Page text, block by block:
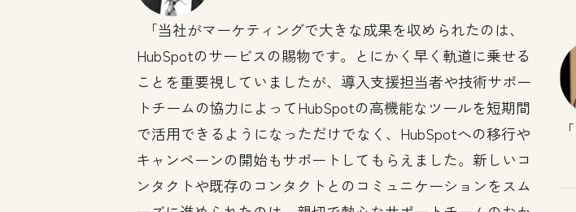
当社がマーケティングで大きな成果を収められたのは、
HubSpotのサービスの賜物です。とにかく早く軌道に乗せる
ことを重要視していましたが、導入支援担当者や技術サポー
トチームの協力によってHubSpotの高機能なツールを短期間
で活用できるようになっただけでなく、HubSpotへの移行や
キャンペーンの開始もサポートしてもらえました。新しいコ
ンタクトや既存のコンタクトとのコミュニケーションをスム